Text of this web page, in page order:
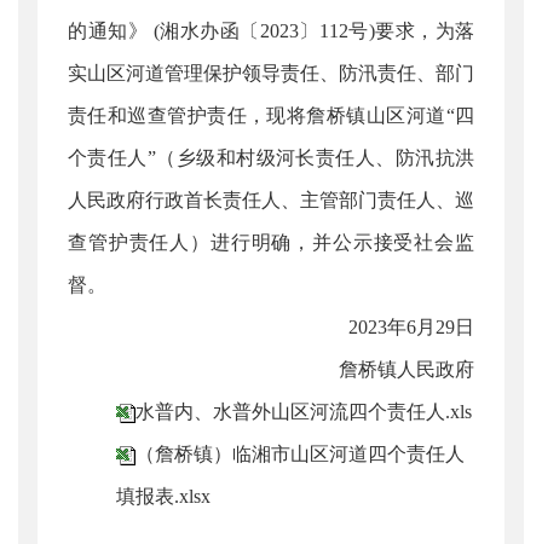
的通知》 (湘水办函〔2023〕112号)要求，为落
实山区河道管理保护领导责任、防汛责任、部门
责任和巡查管护责任，现将詹桥镇山区河道“四
个责任人”（乡级和村级河长责任人、防汛抗洪
人民政府行政首长责任人、主管部门责任人、巡
查管护责任人）进行明确，并公示接受社会监
督。
2023年6月29日
詹桥镇人民政府
水普内、水普外山区河流四个责任人.xls
（詹桥镇）临湘市山区河道四个责任人
填报表.xlsx